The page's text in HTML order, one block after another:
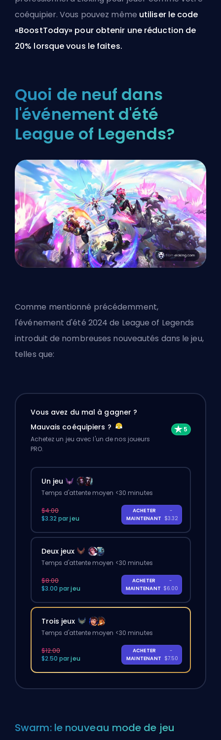
coéquipier. Vous pouvez même utiliser le code
«BoostToday» pour obtenir une réduction de
20% lorsque vous le faites.
Quoi de neuf dans
l'événement d'été
League of Legends?
Comme mentionné précédemment,
l'événement d'été 2024 de League of Legends
introduit de nombreuses nouveautés dans le jeu,
telles que:
Vous avez du mal à gagner ?
Mauvais coéquipiers ?
Achetez un jeu avec l'un de nos joueurs
PRO.
Un jeu
Temps d'attente moyen <30 minutes
$4.00
$3.32 par jeu
ACHETER
MAINTENANT
-
$3.32
Deux jeux
Temps d'attente moyen <30 minutes
$8.00
$3.00 par jeu
ACHETER
MAINTENANT
-
$6.00
Trois jeux
Temps d'attente moyen <30 minutes
$12.00
$2.50 par jeu
ACHETER
MAINTENANT
-
$7.50
Swarm: le nouveau mode de jeu